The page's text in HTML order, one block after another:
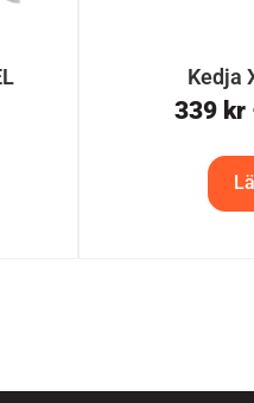
Kedja
339 kr